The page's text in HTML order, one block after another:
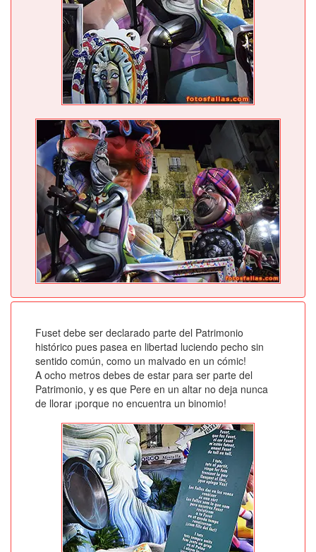
Fuset debe ser declarado parte del Patrimonio
histórico pues pasea en libertad luciendo pecho sin
sentido común, como un malvado en un cómic!
A ocho metros debes de estar para ser parte del
Patrimonio, y es que Pere en un altar no deja nunca
de llorar ¡porque no encuentra un binomio!